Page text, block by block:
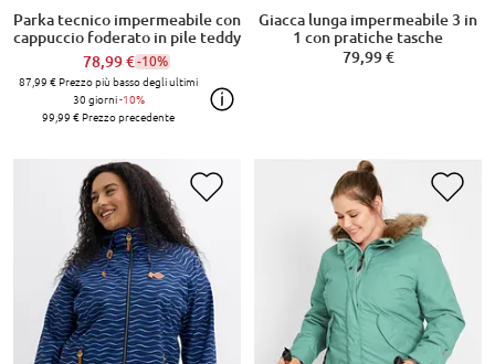
Parka tecnico impermeabile con
cappuccio foderato in pile teddy
78,99 €-10%
87,99 €Prezzo più basso degli ultimi
30 giorni-10%
99,99 €Prezzo precedente
Giacca lunga impermeabile 3 in
1 con pratiche tasche
79,99 €